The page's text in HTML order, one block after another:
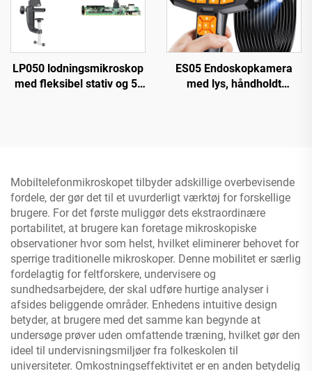
LP050 lodningsmikroskop
med fleksibel stativ og 5-
ES05 Endoskopkamera
med lys, håndholdt
Mobiltelefonmikroskopet tilbyder adskillige overbevisende
fordele, der gør det til et uvurderligt værktøj for forskellige
brugere. For det første muliggør dets ekstraordinære
portabilitet, at brugere kan foretage mikroskopiske
observationer hvor som helst, hvilket eliminerer behovet for
sperrige traditionelle mikroskoper. Denne mobilitet er særlig
fordelagtig for feltforskere, undervisere og
sundhedsarbejdere, der skal udføre hurtige analyser i
afsides beliggende områder. Enhedens intuitive design
betyder, at brugere med det samme kan begynde at
undersøge prøver uden omfattende træning, hvilket gør den
ideel til undervisningsmiljøer fra folkeskolen til
universiteter. Omkostningseffektivitet er en anden betydelig